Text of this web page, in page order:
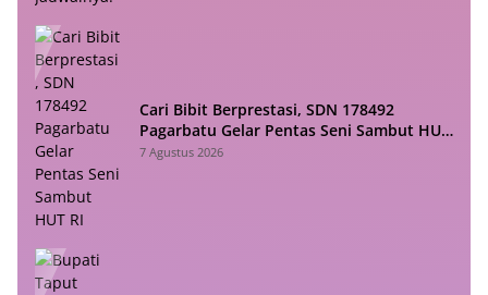
Cari Bibit Berprestasi, SDN 178492
Pagarbatu Gelar Pentas Seni Sambut HUT
RI
7 Agustus 2026